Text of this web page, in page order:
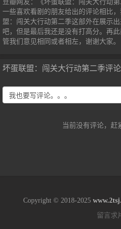
豆瓣网友：《坏蛋联盟：闯关大行动
一些喜欢看剧的朋友给出的评论相比
盟：闯关大行动第二季这部外在展示
吧，但是最后我还是没有打高分。再
管我们意见相同或者相左，谢谢大家。
坏蛋联盟：闯关大行动第二季评论
当前没有评论，赶
Copyright © 2018-2025
留言求